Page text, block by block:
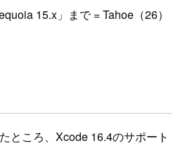
15.x」まで = Tahoe（26）
ところ、Xcode 16.4のサポート